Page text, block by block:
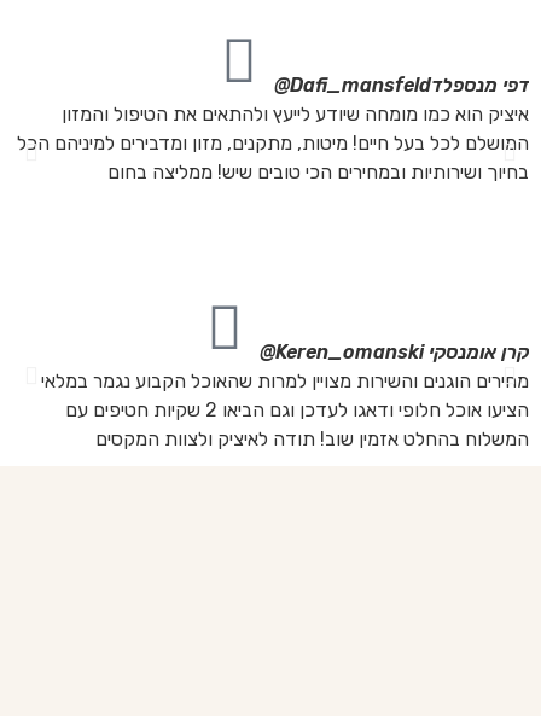
דפי מנספלדDafi_mansfeld@
איציק הוא כמו מומחה שיודע לייעץ ולהתאים את הטיפול והמזון
המושלם לכל בעל חיים! מיטות, מתקנים, מזון ומדבירים למיניהם הכל
בחיוך ושירותיות ובמחירים הכי טובים שיש! ממליצה בחום
קרן אומנסקיKeren_omanski@
מחירים הוגנים והשירות מצויין למרות שהאוכל הקבוע נגמר במלאי
הציעו אוכל חלופי ודאגו לעדכן וגם הביאו 2 שקיות חטיפים עם
המשלוח בהחלט אזמין שוב! תודה לאיציק ולצוות המקסים